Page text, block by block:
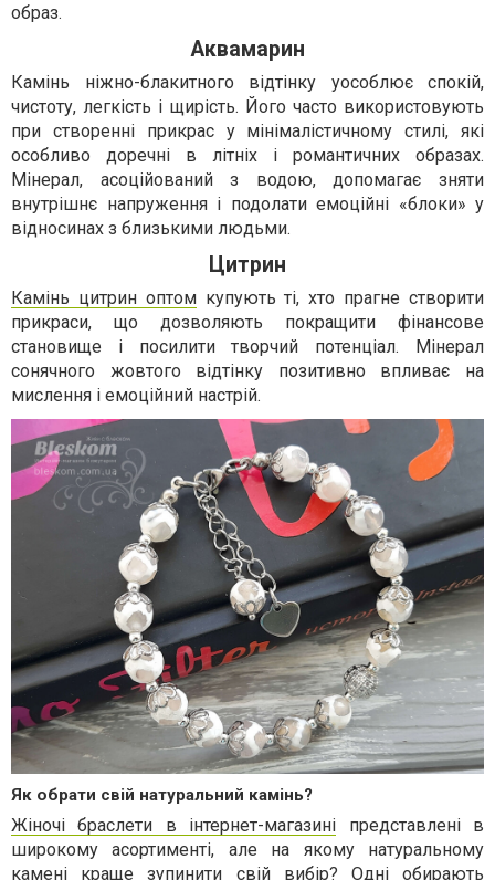
образ.
Аквамарин
Камінь ніжно-блакитного відтінку уособлює спокій,
чистоту, легкість і щирість. Його часто використовують
при створенні прикрас у мінімалістичному стилі, які
особливо доречні в літніх і романтичних образах.
Мінерал, асоційований з водою, допомагає зняти
внутрішнє напруження і подолати емоційні «блоки» у
відносинах з близькими людьми.
Цитрин
Камінь цитрин оптомкупують ті, хто прагне створити
прикраси, що дозволяють покращити фінансове
становище і посилити творчий потенціал. Мінерал
сонячного жовтого відтінку позитивно впливає на
мислення і емоційний настрій.
Як обрати свій натуральний камінь?
Жіночі браслети в інтернет-магазині представлені в
широкому асортименті, але на якому натуральному
камені краще зупинити свій вибір? Одні обирають